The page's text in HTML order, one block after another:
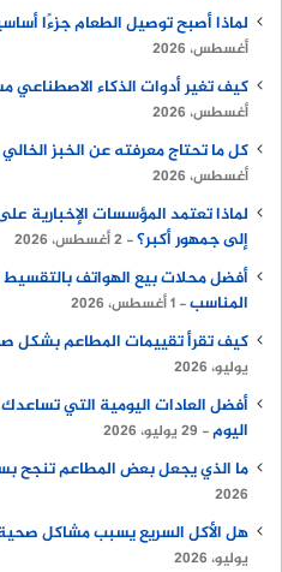
لماذا أصبح توصيل الطعام جزءًا
أغسطس، 2026
كيف تغير أدوات الذكاء الاصطناعي
أغسطس، 2026
كل ما تحتاج معرفته عن الخبز
أغسطس، 2026
إلى جمهور أكبر؟ 2 أغسطس، 2026
أفضل محلات بيع الهواتف
المناسب 1 أغسطس، 2026
كيف تقرأ تقييمات المطاعم بشكل
يوليو، 2026
أفضل العادات اليومية التي
اليوم
29 يوليو، 2026
ما الذي يجعل بعض المطاعم تنجح
2026
هل الأكل السريع يسبب مشاكل
يوليو، 2026